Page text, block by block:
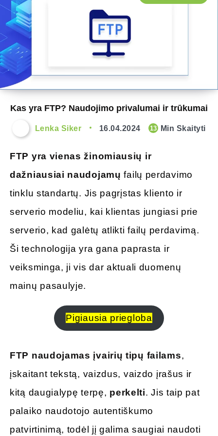
Kas yra FTP? Naudojimo privalumai ir trūkumai
Lenka Siker 16.04.2024 13 Min Skaityti
FTP yra vienas žinomiausių ir
dažniausiai naudojamų failų perdavimo
tinklu standartų. Jis pagrįstas kliento ir
serverio modeliu, kai klientas jungiasi prie
serverio, kad galėtų atlikti failų perdavimą.
Ši technologija yra gana paprasta ir
veiksminga, ji vis dar aktuali duomenų
mainų pasaulyje.
Pigiausia priegloba
FTP naudojamas įvairių tipų failams,
įskaitant tekstą, vaizdus, vaizdo įrašus ir
kitą daugialypę terpę, perkelti. Jis taip pat
palaiko naudotojo autentiškumo
patvirtinimą, todėl jį galima saugiai naudoti